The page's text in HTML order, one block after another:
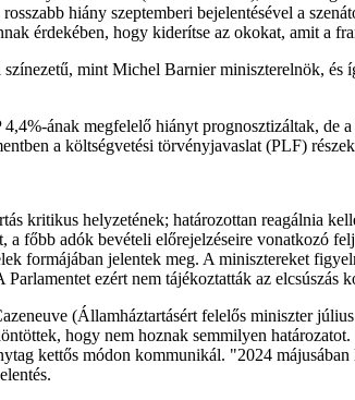
hiány szeptemberi bejelentésével a
érdekében, hogy kiderítse az okokat, amit a
mint Michel Barnier miniszterelnök,
ának megfelelő hiányt prognosztizáltak, de
a költségvetési törvényjavaslat (PLF)
kritikus helyzetének; határozottan reagálnia
főbb adók bevételi előrejelzéseire vonatkozó
formájában jelentek meg. A minisztereket
ezért nem tájékoztatták az elcsúszás
(Államháztartásért felelős miniszter
hogy nem hoznak semmilyen
kettős módon kommunikál. "2024